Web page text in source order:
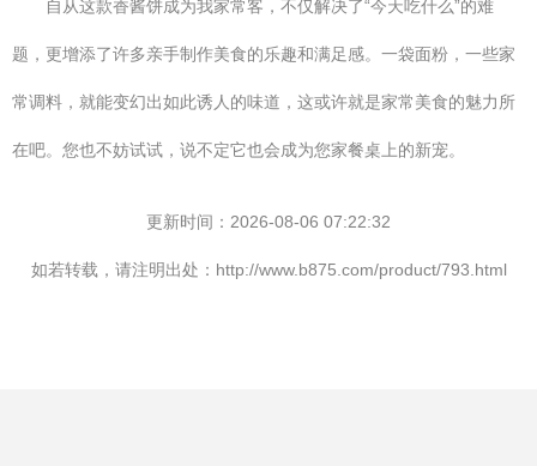
自从这款香酱饼成为我家常客，不仅解决了“今天吃什么”的难
题，更增添了许多亲手制作美食的乐趣和满足感。一袋面粉，一些家
常调料，就能变幻出如此诱人的味道，这或许就是家常美食的魅力所
在吧。您也不妨试试，说不定它也会成为您家餐桌上的新宠。
更新时间：2026-08-06 07:22:32
如若转载，请注明出处：http://www.b875.com/product/793.html